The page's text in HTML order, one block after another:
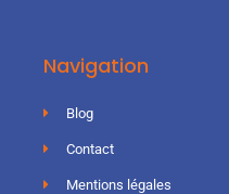
Navigation
Blog
Contact
Mentions légales